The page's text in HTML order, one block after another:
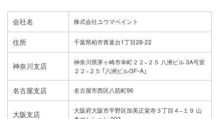
会社名 株式会社ユウマペイント
住所 千葉県柏市青葉台1丁目28-22
神奈川支店
神奈川県茅ヶ崎市幸町２２−２５ 八洲ビル 3A号室
２２−２５ ｢八洲ビル/3FｰA｣
名古屋支店 名古屋市西区八筋町96
大阪支店
大阪府大阪市平野区加美正覚寺３丁目４−１９ 山